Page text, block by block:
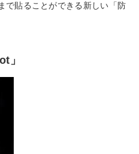
で貼ることができる新しい「防
」